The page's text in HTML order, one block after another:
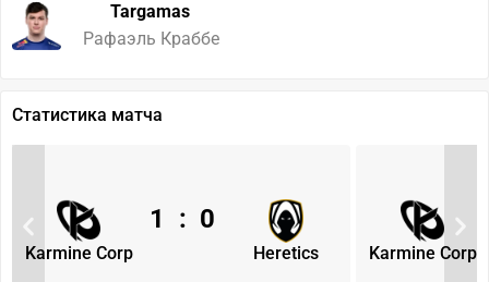
Targamas
Рафаэль Краббе
Статистика матча
Karmine Corp Heretics
1 : 0
Karmine Corp